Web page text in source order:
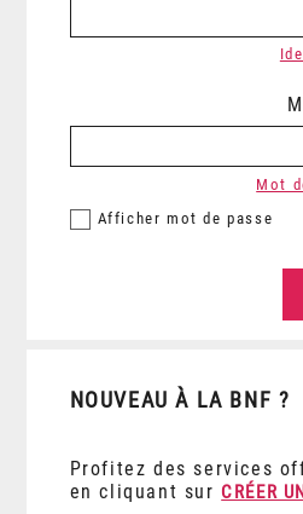
Afficher mot de passe
Mot
NOUVEAU À LA BNF ?
Profitez des services
en cliquant sur CRÉER